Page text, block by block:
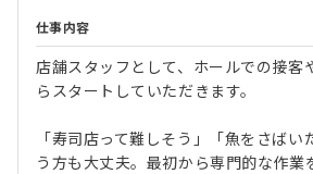
仕事内容
店舗スタッフとして、ホールでの接客
らスタートしていただきます。
「寿司店って難しそう」「魚をさばい
う方も大丈夫。最初から専門的な作業